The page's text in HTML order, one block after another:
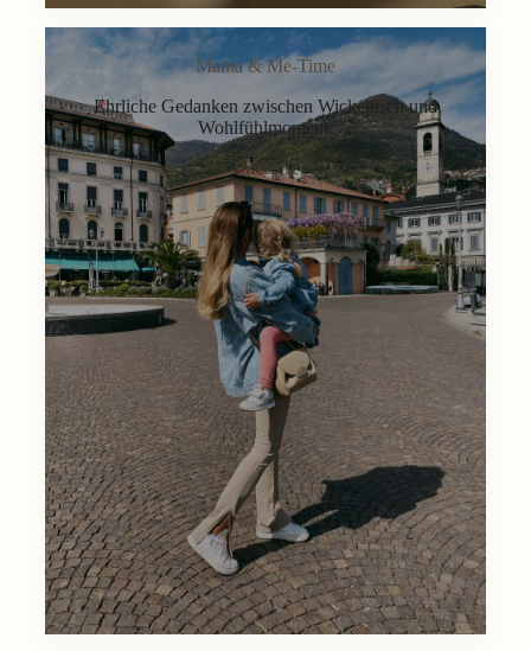
Mama & Me-Time
Ehrliche Gedanken zwischen Wickeltisch und
Wohlfühlmoment.
Lifestyle